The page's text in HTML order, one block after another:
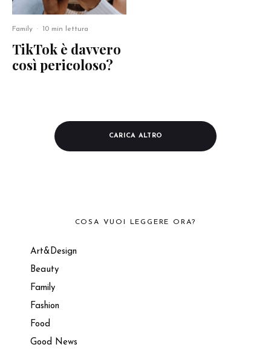
Family · 10 min lettura
TikTok è davvero
così pericoloso?
CARICA ALTRO
COSA VUOI LEGGERE ORA?
Art&Design
Beauty
Family
Fashion
Food
Good News